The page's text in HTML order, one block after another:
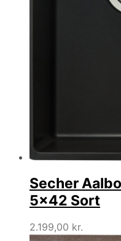
Secher
5×42 Sort
2.199,00 kr.